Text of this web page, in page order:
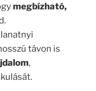
megbízható,
távon is
,